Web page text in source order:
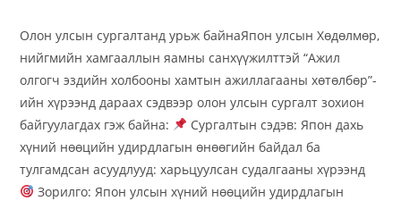
Олон улсын сургалтанд урьж байнаЯпон улсын Хөдөлмөр,
нийгмийн хамгааллын яамны санхүүжилттэй “Ажил
олгогч эздийн холбооны хамтын ажиллагааны хөтөлбөр”-
ийн хүрээнд дараах сэдвээр олон улсын сургалт зохион
байгуулагдах гэж байна:
Сургалтын сэдэв: Япон дахь
хүний нөөцийн удирдлагын өнөөгийн байдал ба
тулгамдсан асуудлууд: харьцуулсан судалгааны хүрээнд
Зорилго: Япон улсын хүний нөөцийн удирдлагын